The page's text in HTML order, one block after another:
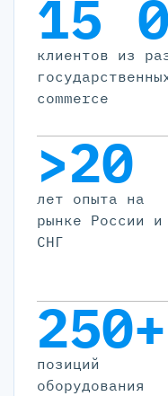
15
клиентов из
commerce
>20
лет опыта на
рынке России и
СНГ
250+
позиций
оборудования